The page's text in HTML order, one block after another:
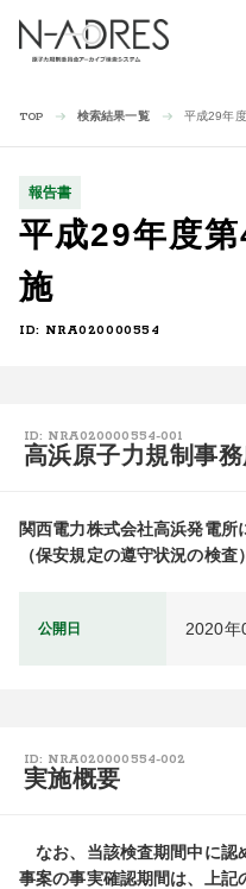
TOP 検索結果一覧 平成29年
報告書
平成29年度
施
ID: NRA020000554
ID: NRA020000554-001
高浜原子力規制事
関西電力株式会社高浜発電
（保安規定の遵守状況の検査
公開日 2020年
ID: NRA020000554-002
実施概要
なお、当該検査期間中に認
事案の事実確認期間は、上記